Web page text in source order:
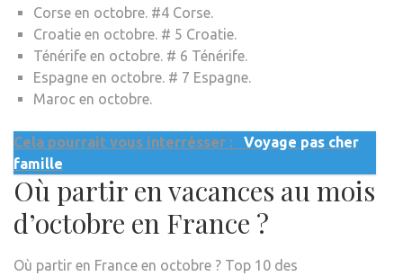
Corse en octobre. #4 Corse.
Croatie en octobre. # 5 Croatie.
Ténérife en octobre. # 6 Ténérife.
Espagne en octobre. # 7 Espagne.
Maroc en octobre.
Cela pourrait vous interrésser :
Voyage pas cher
famille
Où partir en vacances au mois
d’octobre en France ?
Où partir en France en octobre ? Top 10 des